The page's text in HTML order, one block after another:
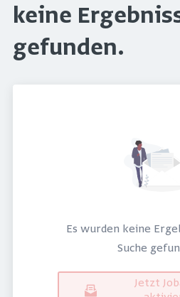
keine
gefunden.
Es wurden keine
Suche
Jetzt